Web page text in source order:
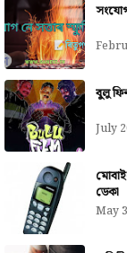
বুলু
July
ডেকা
May